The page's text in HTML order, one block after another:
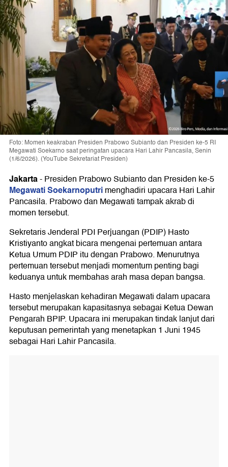
Foto: Momen keakraban Presiden Prabowo Subianto dan Presiden ke-5 RI
Megawati Soekarno saat peringatan upacara Hari Lahir Pancasila, Senin
(1/6/2026). (YouTube Sekretariat Presiden)
Jakarta-Presiden Prabowo Subianto dan Presiden ke-5
Megawati Soekarnoputrimenghadiri upacara Hari Lahir
Pancasila. Prabowo dan Megawati tampak akrab di
momen tersebut.
Sekretaris Jenderal PDI Perjuangan (PDIP) Hasto
Kristiyanto angkat bicara mengenai pertemuan antara
Ketua Umum PDIP itu dengan Prabowo. Menurutnya
pertemuan tersebut menjadi momentum penting bagi
keduanya untuk membahas arah masa depan bangsa.
Hasto menjelaskan kehadiran Megawati dalam upacara
tersebut merupakan kapasitasnya sebagai Ketua Dewan
Pengarah BPIP. Upacara ini merupakan tindak lanjut dari
keputusan pemerintah yang menetapkan 1 Juni 1945
sebagai Hari Lahir Pancasila.